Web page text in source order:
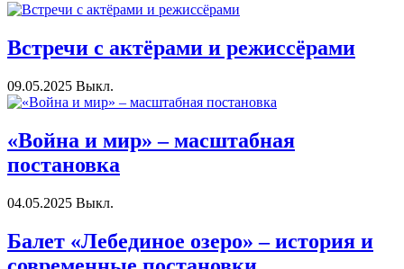
Встречи с актёрами и режиссёрами
09.05.2025 Выкл.
«Война и мир» – масштабная
постановка
04.05.2025 Выкл.
Балет «Лебединое озеро» – история и